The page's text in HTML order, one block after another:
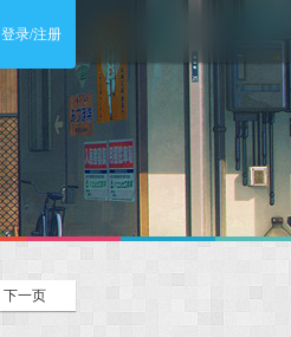
登录/注册
下一页